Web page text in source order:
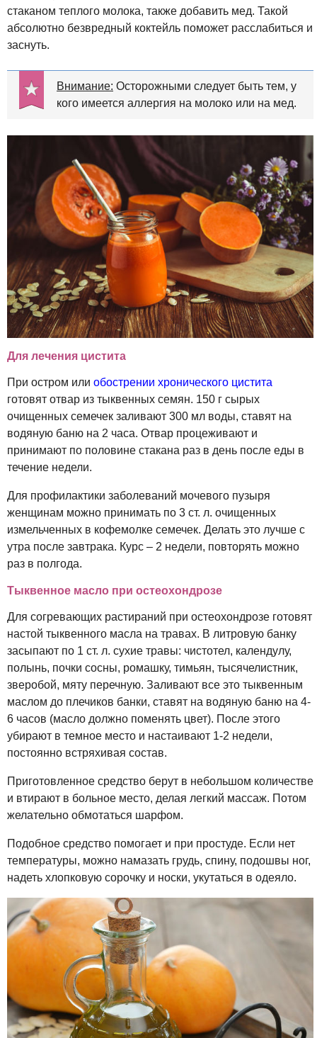
стаканом теплого молока, также добавить мед. Такой
абсолютно безвредный коктейль поможет расслабиться и
заснуть.
Внимание: Осторожными следует быть тем, у
кого имеется аллергия на молоко или на мед.
Для лечения цистита
При остром или обострении хронического цистита
готовят отвар из тыквенных семян. 150 г сырых
очищенных семечек заливают 300 мл воды, ставят на
водяную баню на 2 часа. Отвар процеживают и
принимают по половине стакана раз в день после еды в
течение недели.
Для профилактики заболеваний мочевого пузыря
женщинам можно принимать по 3 ст. л. очищенных
измельченных в кофемолке семечек. Делать это лучше с
утра после завтрака. Курс – 2 недели, повторять можно
раз в полгода.
Тыквенное масло при остеохондрозе
Для согревающих растираний при остеохондрозе готовят
настой тыквенного масла на травах. В литровую банку
засыпают по 1 ст. л. сухие травы: чистотел, календулу,
полынь, почки сосны, ромашку, тимьян, тысячелистник,
зверобой, мяту перечную. Заливают все это тыквенным
маслом до плечиков банки, ставят на водяную баню на 4-
6 часов (масло должно поменять цвет). После этого
убирают в темное место и настаивают 1-2 недели,
постоянно встряхивая состав.
Приготовленное средство берут в небольшом количестве
и втирают в больное место, делая легкий массаж. Потом
желательно обмотаться шарфом.
Подобное средство помогает и при простуде. Если нет
температуры, можно намазать грудь, спину, подошвы ног,
надеть хлопковую сорочку и носки, укутаться в одеяло.